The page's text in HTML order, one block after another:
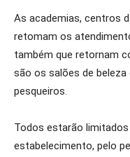
As academias, centros
retomam os
também que retornam
são os salões de beleza
pesqueiros.
Todos estarão limitados
estabelecimento, pelo